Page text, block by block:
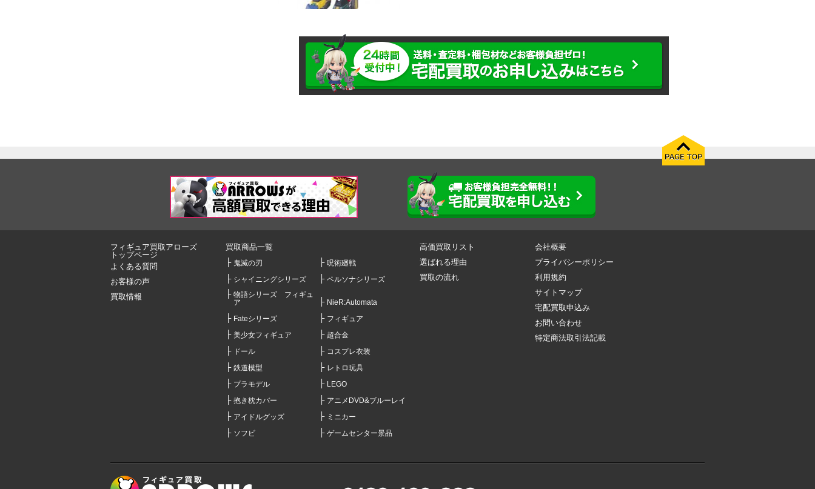
フィギュア買取アローズ
トップページ
よくある質問
お客様の声
買取情報
買取商品一覧
鬼滅の刃 呪術廻戦
シャイニングシリーズ
ペルソナシリーズ
物語シリーズ フィギュ
ア
NieR:Automata
Fateシリーズ フィギュア
美少女フィギュア 超合金
ドール コスプレ衣装
鉄道模型 レトロ玩具
プラモデル LEGO
抱き枕カバー アニメDVD&ブルーレイ
アイドルグッズ ミニカー
ソフビ ゲームセンター景品
高価買取リスト
選ばれる理由
買取の流れ
会社概要
プライバシーポリシー
利用規約
サイトマップ
宅配買取申込み
お問い合わせ
特定商法取引法記載